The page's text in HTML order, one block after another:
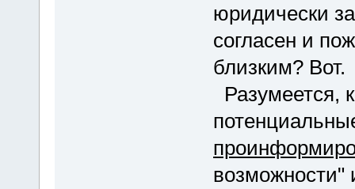
юридически
согласен и
близким? Вот.
Разумеется,
возможности"